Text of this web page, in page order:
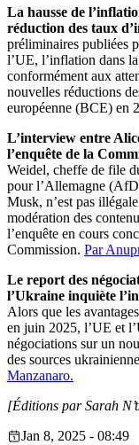
La hausse de
réduction des taux
préliminaires publiées
l’UE, l’inflation dans
conformément aux
nouvelles réductions
européenne (BCE) en
L’interview entre
l’enquête de la
Weidel, cheffe de file
pour l’Allemagne
Musk, n’est pas
modération des
l’enquête en cours
Commission. Par
Le report des
l’Ukraine inquiète
Alors que les
en juin 2025, l’UE et
négociations sur un
des sources
Manzanaro.
[Éditions par Sarah
Jan 8, 2025 - 08:49